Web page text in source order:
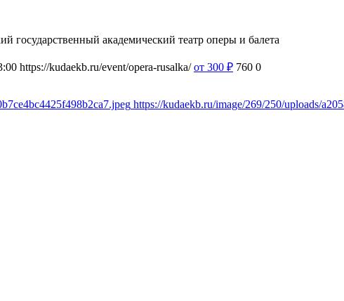
государственный академический театр оперы и балета
https://kudaekb.ru/event/opera-rusalka/ от 300 ₽ 760 0
https://kudaekb.ru/image/269/250/uploads/